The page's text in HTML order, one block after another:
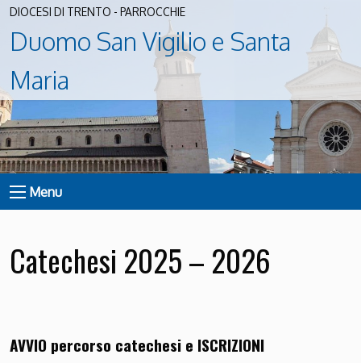
DIOCESI DI TRENTO - PARROCCHIE
Duomo San Vigilio e Santa
Maria
Menu
Catechesi 2025 – 2026
AVVIO percorso catechesi e ISCRIZIONI